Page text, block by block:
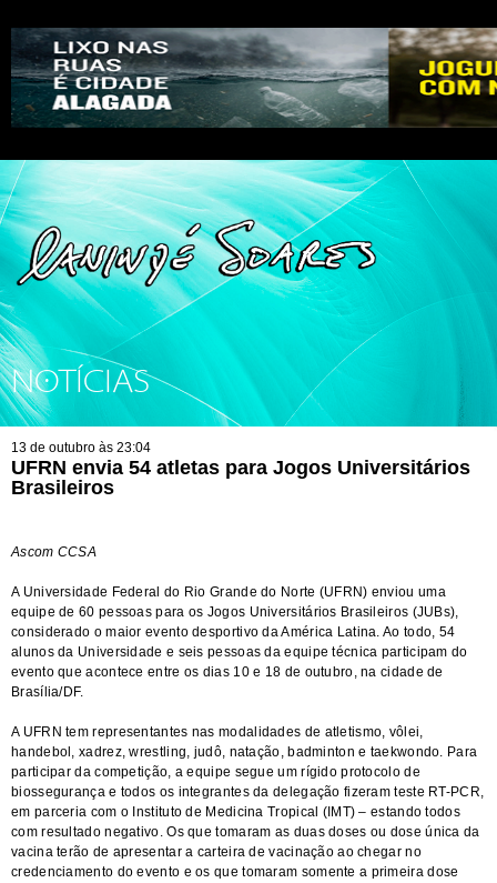
NOTÍCIAS
13 de outubro às 23:04
UFRN envia 54 atletas para Jogos Universitários
Brasileiros
Ascom CCSA
A Universidade Federal do Rio Grande do Norte (UFRN) enviou uma
equipe de 60 pessoas para os Jogos Universitários Brasileiros (JUBs),
considerado o maior evento desportivo da América Latina. Ao todo, 54
alunos da Universidade e seis pessoas da equipe técnica participam do
evento que acontece entre os dias 10 e 18 de outubro, na cidade de
Brasília/DF.
A UFRN tem representantes nas modalidades de atletismo, vôlei,
handebol, xadrez, wrestling, judô, natação, badminton e taekwondo. Para
participar da competição, a equipe segue um rígido protocolo de
biossegurança e todos os integrantes da delegação fizeram teste RT-PCR,
em parceria com o Instituto de Medicina Tropical (IMT) – estando todos
com resultado negativo. Os que tomaram as duas doses ou dose única da
vacina terão de apresentar a carteira de vacinação ao chegar no
credenciamento do evento e os que tomaram somente a primeira dose